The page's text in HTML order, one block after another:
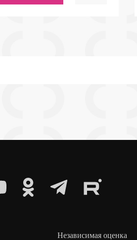
Независимая оценка